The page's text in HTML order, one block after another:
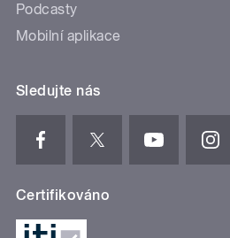
Podcasty
Mobilní aplikace
Sledujte nás
Certifikováno